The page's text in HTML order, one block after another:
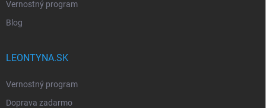
Vernostný program
Blog
LEONTYNA.SK
Vernostný program
Doprava zadarmo